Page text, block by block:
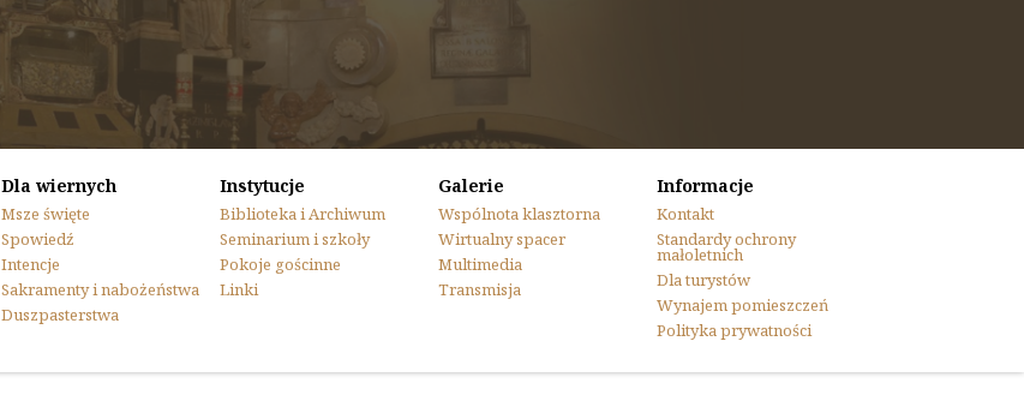
Dla wiernych
Msze święte
Spowiedź
Intencje
Sakramenty i nabożeństwa
Duszpasterstwa
Instytucje
Biblioteka i Archiwum
Seminarium i szkoły
Pokoje gościnne
Linki
Galerie
Wspólnota klasztorna
Wirtualny spacer
Multimedia
Transmisja
Informacje
Kontakt
Standardy ochrony
małoletnich
Dla turystów
Wynajem pomieszczeń
Polityka prywatności